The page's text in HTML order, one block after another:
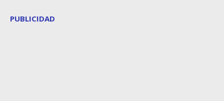
PUBLICIDAD